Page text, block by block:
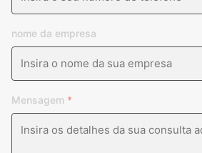
nome da empresa
Mensagem *